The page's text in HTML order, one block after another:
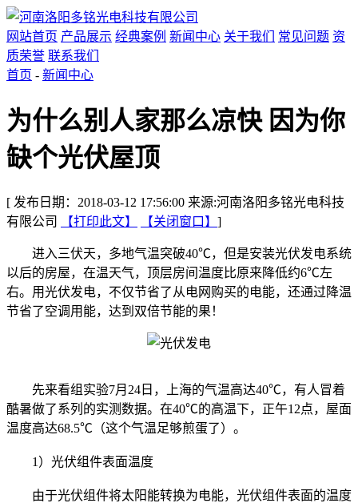
网站首页 产品展示 经典案例 新闻中心 关于我们 常见问题 资
质荣誉 联系我们
首页 - 新闻中心
为什么别人家那么凉快 因为你
缺个光伏屋顶
[ 发布日期：2018-03-12 17:56:00 来源:河南洛阳多铭光电科技
有限公司
【打印此文】 【关闭窗口】 ]
进入三伏天，多地气温突破40℃，但是安装光伏发电系统
以后的房屋，在温天气，顶层房间温度比原来降低约6℃左
右。用光伏发电，不仅节省了从电网购买的电能，还通过降温
节省了空调用能，达到双倍节能的果！
先来看组实验7月24日，上海的气温高达40℃，有人冒着
酷暑做了系列的实测数据。在40℃的高温下，正午12点，屋面
温度高达68.5℃（这个气温足够煎蛋了）。
1）光伏组件表面温度
由于光伏组件将太阳能转换为电能，光伏组件表面的温度